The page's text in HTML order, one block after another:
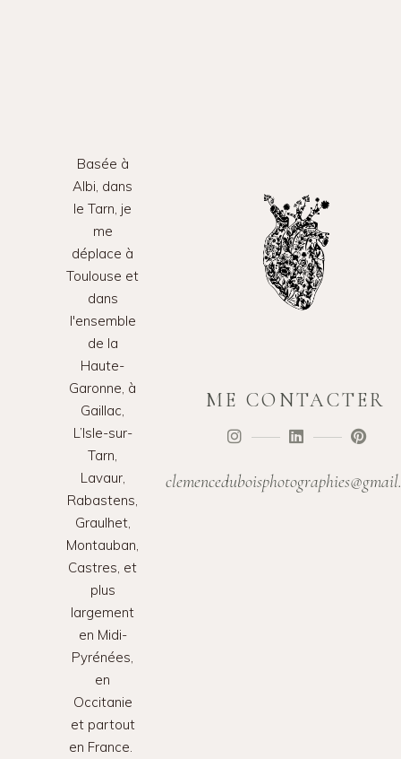
Basée à
Albi, dans
le Tarn, je
me
déplace à
Toulouse et
dans
l'ensemble
de la
Haute-
Garonne, à
Gaillac,
L’Isle-sur-
Tarn,
Lavaur,
Rabastens,
Graulhet,
Montauban,
Castres, et
plus
largement
en Midi-
Pyrénées,
en
Occitanie
et partout
en France.
ME CONTACTER